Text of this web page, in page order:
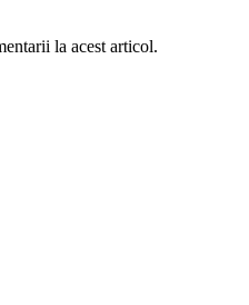
la acest articol.